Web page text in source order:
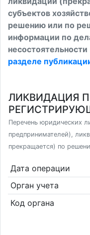
субъектов
решению или по
информации по
разделе
ЛИКВИДАЦИЯ
Перечень юридических
предпринимателей),
прекращается) по
Дата операции
Орган учета
Код органа